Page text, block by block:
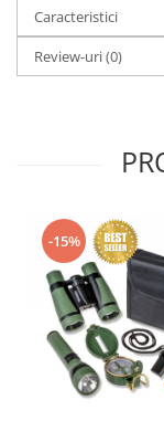
Caracteristici
Review-uri(0)
-15%